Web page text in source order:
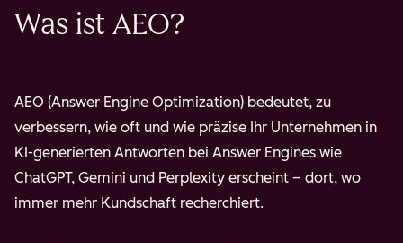
Was ist AEO?
AEO (Answer Engine Optimization) bedeutet, zu
verbessern, wie oft und wie präzise Ihr Unternehmen in
KI-generierten Antworten bei Answer Engines wie
ChatGPT, Gemini und Perplexity erscheint – dort, wo
immer mehr Kundschaft recherchiert.